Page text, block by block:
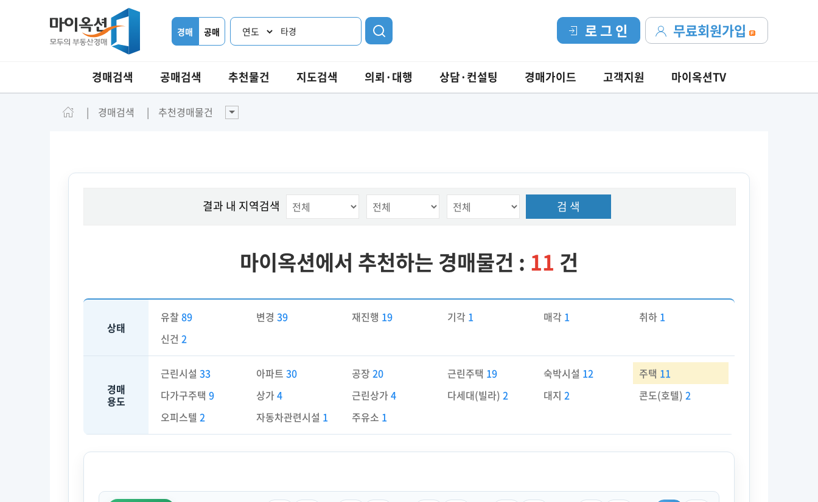
경매 공매 타경 무료회원가입
로 그 인
경매검색 공매검색 추천물건 지도검색 의뢰·대행 상담·컨설팅 경매가이드 고객지원 마이옥션TV
경매검색 추천경매물건
결과 내 지역검색 검 색
마이옥션에서 추천하는 경매물건 : 11 건
상태
유찰 89 변경39 재진행 19 기각 1 매각 1 취하 1
신건 2
경매
용도
근린시설 33 아파트30 공장20 근린주택 19 숙박시설 12 주택 11
다가구주택 9 상가4 근린상가4 다세대(빌라)2 대지 2 콘도(호텔) 2
오피스텔 2 자동차관련시설 1 주유소 1